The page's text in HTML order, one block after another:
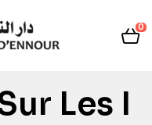
0
Les I